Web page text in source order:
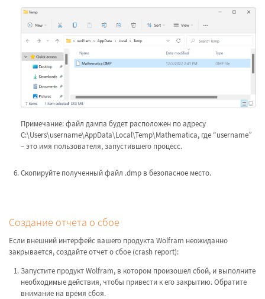
Примечание: файл дампа будет расположен по адресу
C:\Users\username\AppData\Local\Temp\Mathematica, где “username”
– это имя пользователя, запустившего процесс.
Скопируйте полученный файл .dmp в безопасное место.
Создание отчета о сбое
Если внешний интерфейс вашего продукта Wolfram неожиданно
закрывается, создайте отчет о сбое (crash report):
Запустите продукт Wolfram, в котором произошел сбой, и выполните
необходимые действия, чтобы привести к его закрытию. Обратите
внимание на время сбоя.